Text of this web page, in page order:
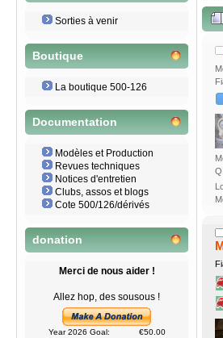
Sorties à venir
Boutique
La boutique 500-126
Documentation
Modèles et Production
Revues techniques
Notices d'entretien
Clubs, assos et blogs
Cote 500/126/dérivés
donation
Merci de nous aider !
Allez hop, des sousous !
Year 2026 Goal:
€50.00